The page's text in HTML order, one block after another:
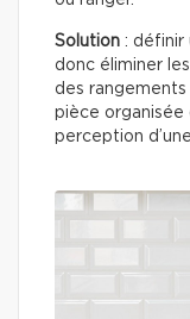
Solution : définir
donc éliminer
des
pièce
perception